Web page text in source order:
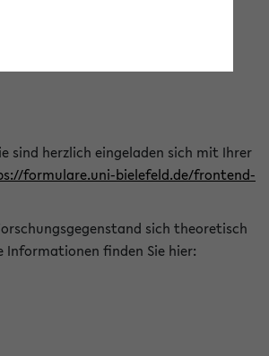
sind herzlich eingeladen sich mit Ihrer
formulare.uni-bielefeld.de/frontend-
sich theoretisch
finden Sie hier: